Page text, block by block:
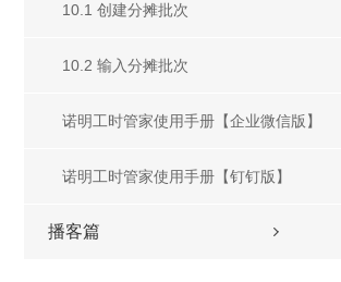
10.1 创建分摊批次
10.2 输入分摊批次
诺明工时管家使用手册【企业微信版】
诺明工时管家使用手册【钉钉版】
播客篇